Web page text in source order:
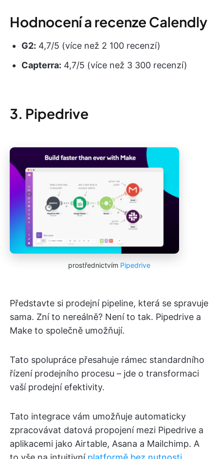
Hodnocení a recenze Calendly
G2: 4,7/5 (více než 2 100 recenzí)
Capterra: 4,7/5 (více než 3 300 recenzí)
3. Pipedrive
prostřednictvím Pipedrive
Představte si prodejní pipeline, která se spravuje
sama. Zní to nereálně? Není to tak. Pipedrive a
Make to společně umožňují.
Tato spolupráce přesahuje rámec standardního
řízení prodejního procesu – jde o transformaci
vaší prodejní efektivity.
Tato integrace vám umožňuje automaticky
zpracovávat datová propojení mezi Pipedrive a
aplikacemi jako Airtable, Asana a Mailchimp. A